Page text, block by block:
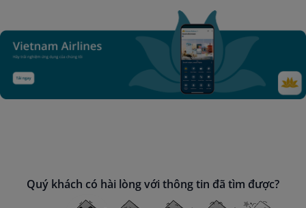
Quý khách có hài lòng với thông tin đã tìm được?